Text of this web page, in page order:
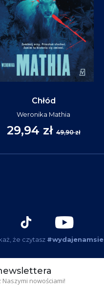
Chłód
Weronika Mathia
29,94 zł 49,90 zł
że czytasz #wydajenamsie
Naszymi nowościami!